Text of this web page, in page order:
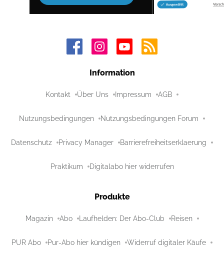
Information
Kontakt Über Uns Impressum AGB
Nutzungsbedingungen Nutzungsbedingungen Forum
Datenschutz Privacy Manager Barrierefreiheitserklaerung
Praktikum Digitalabo hier widerrufen
Produkte
Magazin Abo Laufhelden: Der Abo-Club Reisen
PUR Abo Pur-Abo hier kündigen Widerruf digitaler Käufe